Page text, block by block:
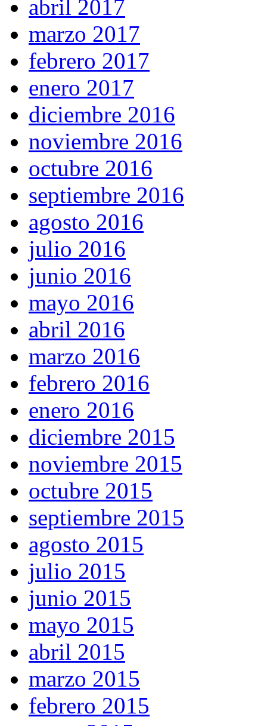
abril 2017
marzo 2017
febrero 2017
enero 2017
diciembre 2016
noviembre 2016
octubre 2016
septiembre 2016
agosto 2016
julio 2016
junio 2016
mayo 2016
abril 2016
marzo 2016
febrero 2016
enero 2016
diciembre 2015
noviembre 2015
octubre 2015
septiembre 2015
agosto 2015
julio 2015
junio 2015
mayo 2015
abril 2015
marzo 2015
febrero 2015